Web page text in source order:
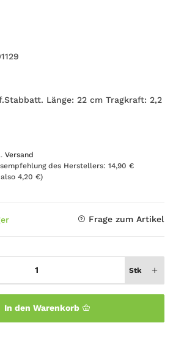
Länge: 22 cm Tragkraft: 2,2
Versand
des Herstellers: 14,90 €
also 4,20 €)
Frage zum Artikel
Stk
In den Warenkorb